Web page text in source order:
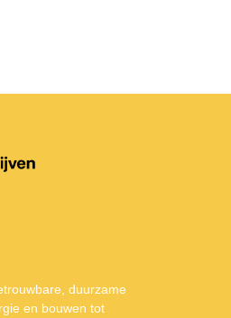
duurzame
en bouwen tot